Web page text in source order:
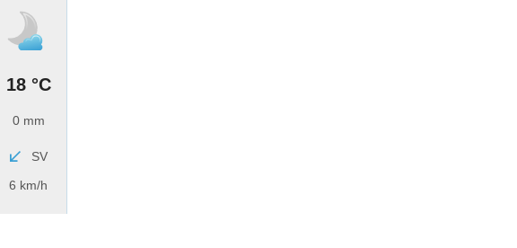
18 °C
0 mm
SV
6 km/h